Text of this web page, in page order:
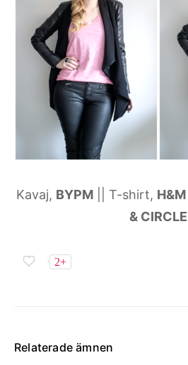
Kavaj, BYPM|| T-shirt, H&M
& CIRCLE
2+
Relaterade ämnen